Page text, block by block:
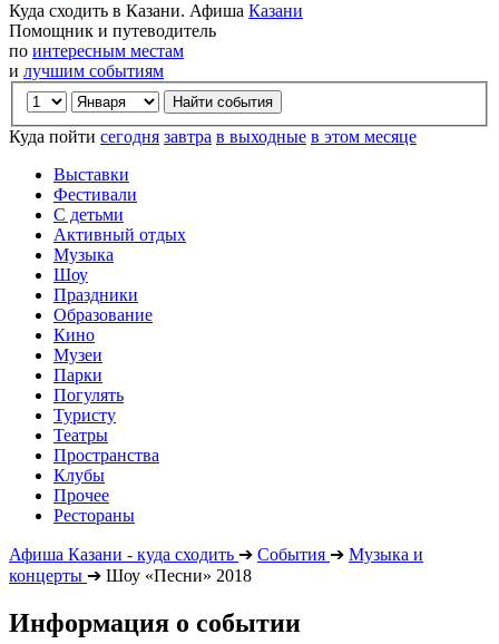
Куда сходить в Казани. Афиша Казани
Помощник и путеводитель
по интересным местам
и лучшим событиям
Куда пойти сегодня завтра в выходные в этом месяце
Выставки
Фестивали
С детьми
Активный отдых
Музыка
Шоу
Праздники
Образование
Кино
Музеи
Парки
Погулять
Туристу
Театры
Пространства
Клубы
Прочее
Рестораны
Афиша Казани - куда сходить ➔ События ➔ Музыка и
концерты ➔ Шоу «Песни» 2018
Информация о событии